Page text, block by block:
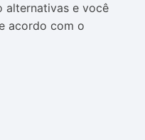
alternativas e você
acordo com o